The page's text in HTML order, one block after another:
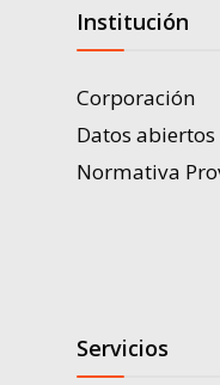
Institución
Corporación
Datos abiertos
Normativa
Servicios